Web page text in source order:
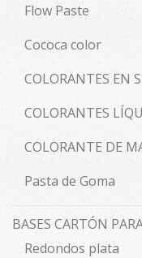
Flow Paste
Cococa color
COLORANTES EN
COLORANTES
COLORANTE DE
Pasta de Goma
BASES CARTÓN
Redondos plata